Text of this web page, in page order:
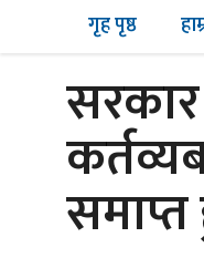
गृह पृष्ठ
सरकार